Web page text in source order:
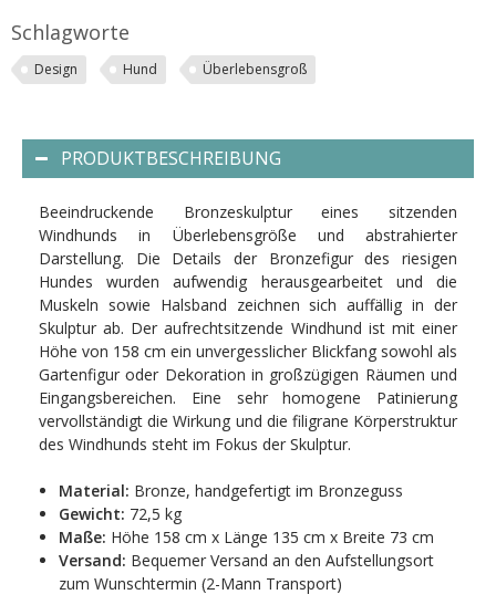
Schlagworte
Design Hund Überlebensgroß
PRODUKTBESCHREIBUNG
Beeindruckende Bronzeskulptur eines sitzenden
Windhunds in Überlebensgröße und abstrahierter
Darstellung. Die Details der Bronzefigur des riesigen
Hundes wurden aufwendig herausgearbeitet und die
Muskeln sowie Halsband zeichnen sich auffällig in der
Skulptur ab. Der aufrechtsitzende Windhund ist mit einer
Höhe von 158 cm ein unvergesslicher Blickfang sowohl als
Gartenfigur oder Dekoration in großzügigen Räumen und
Eingangsbereichen. Eine sehr homogene Patinierung
vervollständigt die Wirkung und die filigrane Körperstruktur
des Windhunds steht im Fokus der Skulptur.
Material: Bronze, handgefertigt im Bronzeguss
Gewicht: 72,5 kg
Maße: Höhe 158 cm x Länge 135 cm x Breite 73 cm
Versand: Bequemer Versand an den Aufstellungsort
zum Wunschtermin (2-Mann Transport)